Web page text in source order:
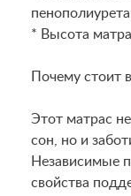
* Высота
Почему стоит
Этот матрас
сон, но и
Независимые
свойства